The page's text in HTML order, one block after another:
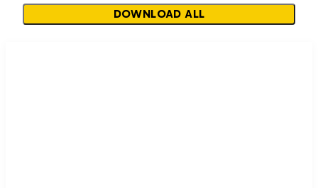
DOWNLOAD ALL